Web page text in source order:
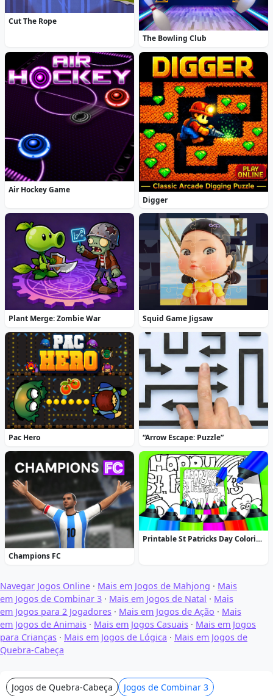
Cut The Rope
The Bowling Club
Air Hockey Game
Digger
Plant Merge: Zombie War Squid Game Jigsaw
Pac Hero “Arrow Escape: Puzzle”
Champions FC
Printable St Patricks Day Coloring Pages
Navegar Jogos Online · Mais em Jogos de Mahjong · Mais
em Jogos de Combinar 3 · Mais em Jogos de Natal · Mais
em Jogos para 2 Jogadores · Mais em Jogos de Ação · Mais
em Jogos de Animais · Mais em Jogos Casuais · Mais em Jogos
para Crianças · Mais em Jogos de Lógica · Mais em Jogos de
Quebra-Cabeça
Jogos de Quebra-Cabeça Jogos de Combinar 3